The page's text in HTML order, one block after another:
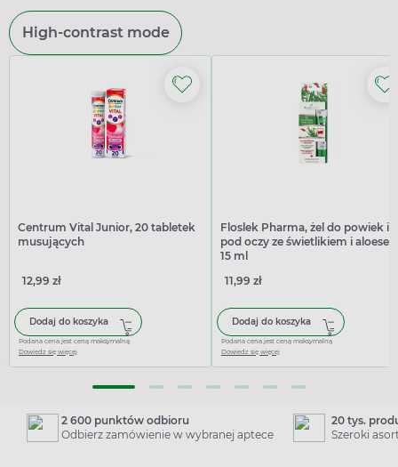
High-contrast mode
Centrum Vital Junior, 20 tabletek
musujących
12,99 zł
Dodaj do koszyka
Podana cena jest ceną maksymalną
Dowiedz się więcej
Floslek Pharma, żel do powiek i
pod oczy ze świetlikiem i
15 ml
11,99 zł
Dodaj do koszyka
Podana cena jest ceną maksymalną
Dowiedz się więcej
2 600 punktów odbioru
Odbierz zamówienie w wybranej aptece
20 tys.
Szeroki